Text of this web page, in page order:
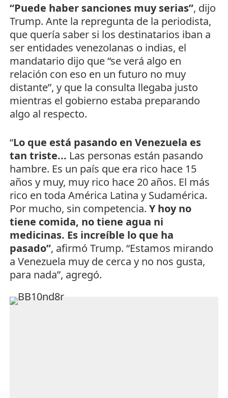
“Puede haber sanciones muy serias”, dijo
Trump. Ante la repregunta de la periodista,
que quería saber si los destinatarios iban a
ser entidades venezolanas o indias, el
mandatario dijo que “se verá algo en
relación con eso en un futuro no muy
distante”, y que la consulta llegaba justo
mientras el gobierno estaba preparando
algo al respecto.
“Lo que está pasando en Venezuela es
tan triste... Las personas están pasando
hambre. Es un país que era rico hace 15
años y muy, muy rico hace 20 años. El más
rico en toda América Latina y Sudamérica.
Por mucho, sin competencia. Y hoy no
tiene comida, no tiene agua ni
medicinas. Es increíble lo que ha
pasado”, afirmó Trump. “Estamos mirando
a Venezuela muy de cerca y no nos gusta,
para nada”, agregó.